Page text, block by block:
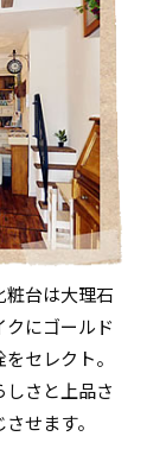
粧台は大理石
クにゴールド
セレクト。
しさと上品さ
せます。